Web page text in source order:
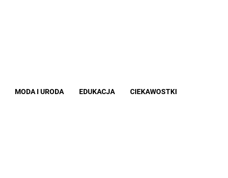
MODA I URODA EDUKACJA CIEKAWOSTKI